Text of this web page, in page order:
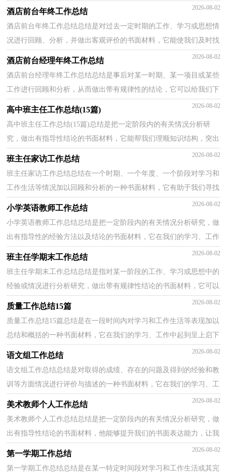
因此我们需要回头归纳，写一份总结了。总结怎么写才...
酒店前台年终工作总结 2026-08-02
酒店前台年终工作总结总结是对过去一定时期的工作、学习或思想情
况进行回顾、分析，并做出客观评价的书面材料，它能使我们及时找
出错误并改正，是时候写一份总结了。总结你想好怎...
酒店前台经理年终工作总结 2026-08-02
酒店前台经理年终工作总结总结是事后对某一时期、某一项目或某些
工作进行回顾和分析，从而做出带有规律性的结论，它可以给我们下
一阶段的学习和工作生活做指导，因此十分有必须要...
高中班主任工作总结(15篇) 2026-08-02
高中班主任工作总结(15篇)总结是把一定阶段内的有关情况分析研
究，做出有指导性结论的书面材料，它能帮我们理顺知识结构，突出
重点，突破难点，因此我们需要回头归纳，写一份总结了。总...
班主任家访工作总结 2026-08-02
班主任家访工作总结总结在一个时期、一个年度、一个阶段对学习和
工作生活等情况加以回顾和分析的一种书面材料，它有助于我们寻找
工作和事物发展的规律，从而掌握并运用这些规律...
小学英语教师工作总结 2026-08-02
小学英语教师工作总结总结是把一定阶段内的有关情况分析研究，做
出有指导性的经验方法以及结论的书面材料，它在我们的学习、工作
中起到呈上启下的作用，让我们一起认真地写一份总...
班主任学期末工作总结 2026-08-02
班主任学期末工作总结总结是指对某一阶段的工作、学习或思想中的
经验或情况进行分析研究，做出带有规律性结论的书面材料，它可以
给我们下一阶段的学习和工作生活做指导，不如静下...
质量工作总结15篇 2026-08-02
质量工作总结15篇总结是在一段时间内对学习和工作生活等表现加以
总结和概括的一种书面材料，它在我们的学习、工作中起到呈上启下
的作用，让我们一起来学习写总结吧。如何把总结...
语文组工作总结 2026-08-02
语文组工作总结总结是对取得的成绩、存在的问题及得到的经验和教
训等方面情况进行评价与描述的一种书面材料，它在我们的学习、工
作中起到呈上启下的作用，让我们一起来学习写总...
美术教师个人工作总结 2026-08-02
美术教师个人工作总结总结是把一定阶段内的有关情况分析研究，做
出有指导性结论的书面材料，他能够提升我们的书面表达能力，让我
们一起来学习写总结吧。但是却发现不知道该写些什...
第一学期工作总结 2026-08-02
第一学期工作总结总结是在某一特定时间段对学习和工作生活或其完